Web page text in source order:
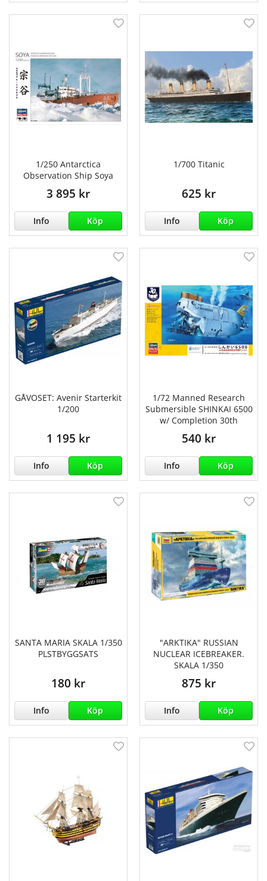
1/250 Antarctica
Observation Ship Soya
3 895 kr
Info Köp
1/700 Titanic
625 kr
Info Köp
GÅVOSET: Avenir Starterkit
1/200
1 195 kr
Info Köp
1/72 Manned Research
Submersible SHINKAI 6500
w/ Completion 30th
540 kr
Info Köp
SANTA MARIA SKALA 1/350
PLSTBYGGSATS
180 kr
Info Köp
"ARKTIKA" RUSSIAN
NUCLEAR ICEBREAKER.
SKALA 1/350
875 kr
Info Köp